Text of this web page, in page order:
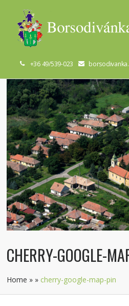
+36 49/539-023
CHERRY-GOOGLE-
Home » » cherry-google-map-pin